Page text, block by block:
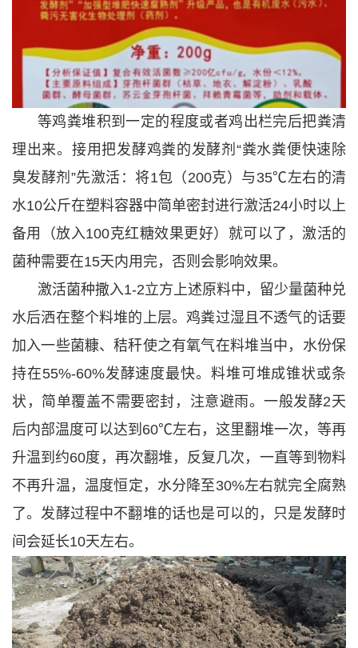
等鸡粪堆积到一定的程度或者鸡出栏完后把粪清
理出来。接用把发酵鸡粪的发酵剂“粪水粪便快速除
臭发酵剂”先激活：将1包（200克）与35℃左右的清
水10公斤在塑料容器中简单密封进行激活24小时以上
备用（放入100克红糖效果更好）就可以了，激活的
菌种需要在15天内用完，否则会影响效果。
激活菌种撒入1-2立方上述原料中，留少量菌种兑
水后洒在整个料堆的上层。鸡粪过湿且不透气的话要
加入一些菌糠、秸秆使之有氧气在料堆当中，水份保
持在55%-60%发酵速度最快。料堆可堆成锥状或条
状，简单覆盖不需要密封，注意避雨。一般发酵2天
后内部温度可以达到60℃左右，这里翻堆一次，等再
升温到约60度，再次翻堆，反复几次，一直等到物料
不再升温，温度恒定，水分降至30%左右就完全腐熟
了。发酵过程中不翻堆的话也是可以的，只是发酵时
间会延长10天左右。